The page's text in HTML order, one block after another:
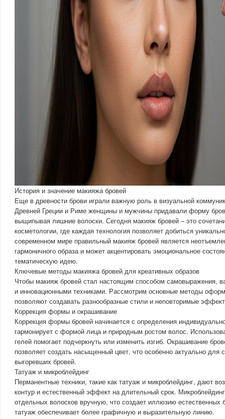
История и значение макияжа бровей
Еще в древности брови играли важную роль в визуальной
Древней Греции и Риме женщины и мужчины придавали форму
выщипывая лишние волоски. Сегодня макияж бровей – это
косметологии, где каждая технология позволяет добиться
современном мире правильный макияж бровей является
гармоничного образа и может акцентировать эмоциональное
тематическую идею.
Ключевые методы макияжа бровей для креативных образов
Чтобы макияж бровей стал настоящим способом самовыражения,
и инновационными техниками. Рассмотрим основные методы
позволяют создавать разнообразные стили и неповторимые
Коррекция формы и окрашивание
Коррекция формы бровей начинается с определения
гармонирует с формой лица и природным ростом волос.
гелей помогает подчеркнуть или изменить изгиб. Окрашивание
позволяет создать насыщенный цвет, что особенно актуально для
выгоревших бровей.
Татуаж и микроблейдинг
Перманентные техники, такие как татуаж и микроблейдинг, дают
контур и естественный эффект на длительный срок.
отдельных волосков вручную, что создает иллюзию естественных
татуаж обеспечивает более графичную и выразительную линию.